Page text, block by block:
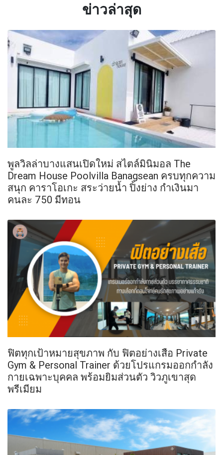
ข่าวล่าสุด
พูลวิลล่าบางแสนเปิดใหม่ สไตล์มินิมอล The
Dream House Poolvilla Banagsean ครบทุกความ
สนุก คาราโอเกะ สระว่ายน้ำ ปิ้งย่าง กำเงินมา
คนละ 750 มีทอน
ฟิตทุกเป้าหมายสุขภาพ กับ ฟิตอย่างเสือ Private
Gym & Personal Trainer ด้วยโปรแกรมออกกำลัง
กายเฉพาะบุคคล พร้อมยิมส่วนตัว วิวภูเขาสุด
พรีเมียม